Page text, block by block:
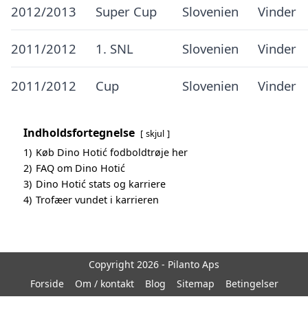
2012/2013 Super Cup Slovenien Vinder
2011/2012 1. SNL Slovenien Vinder
2011/2012 Cup Slovenien Vinder
Indholdsfortegnelse skjul
1) Køb Dino Hotić fodboldtrøje her
2) FAQ om Dino Hotić
3) Dino Hotić stats og karriere
4) Trofæer vundet i karrieren
Copyright 2026 - Pilanto Aps
Forside
Om / kontakt Blog Sitemap Betingelser